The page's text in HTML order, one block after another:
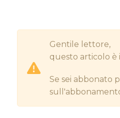
Gentile lettore,
questo articolo è
Se sei abbonato